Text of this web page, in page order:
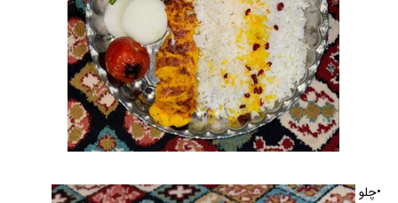
•چلو کوبیده